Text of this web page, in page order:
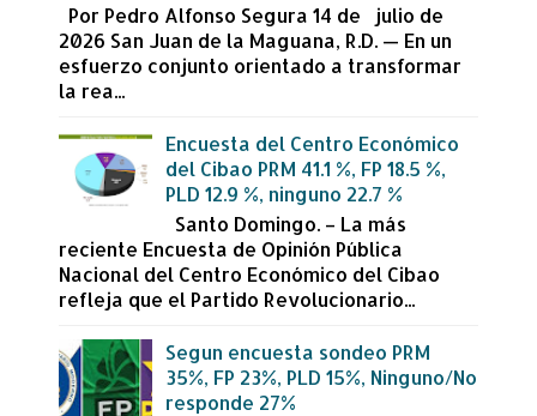
Por Pedro Alfonso Segura 14 de julio de
2026 San Juan de la Maguana, R.D. — En un
esfuerzo conjunto orientado a transformar
la rea...
Encuesta del Centro Económico
del Cibao PRM 41.1 %, FP 18.5 %,
PLD 12.9 %, ninguno 22.7 %
Santo Domingo. – La más
reciente Encuesta de Opinión Pública
Nacional del Centro Económico del Cibao
refleja que el Partido Revolucionario...
Segun encuesta sondeo PRM
35%, FP 23%, PLD 15%, Ninguno/No
responde 27%